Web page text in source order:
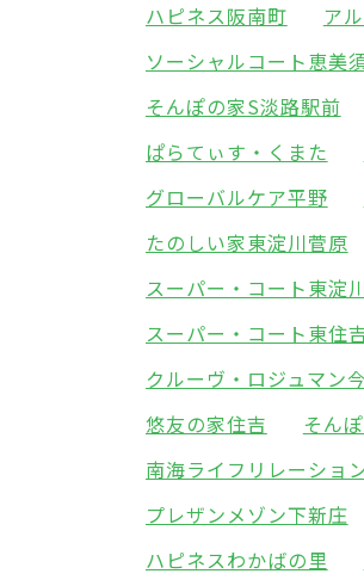
ハピネス阪南町
ア
ソーシャルコート恵美
そんぽの家S淡路駅前
ぱらてぃす・くまた
グローバルケア平野
たのしい家東淀川菅原
スーパー・コート東淀
スーパー・コート東住
クルーヴ・ロジュマン
悠友の家住吉
そん
南海ライフリレーショ
プレザンメゾン下新庄
ハピネスわかばの里